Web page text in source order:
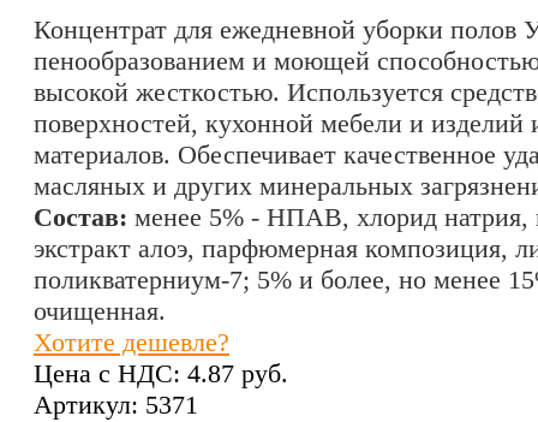
Концентрат для ежедневной уборки полов
пенообразованием и моющей
высокой жесткостью. Используется
поверхностей, кухонной мебели и изделий
материалов. Обеспечивает качественное
масляных и других минеральных
Состав: менее 5% - НПАВ, хлорид натрия,
экстракт алоэ, парфюмерная композиция,
поликватерниум-7; 5% и более, но менее
очищенная.
Хотите дешевле?
Цена с НДС: 4.87 pуб.
Артикул: 5371